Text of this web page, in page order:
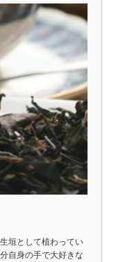
垣として植わってい
自身の手で大好きな